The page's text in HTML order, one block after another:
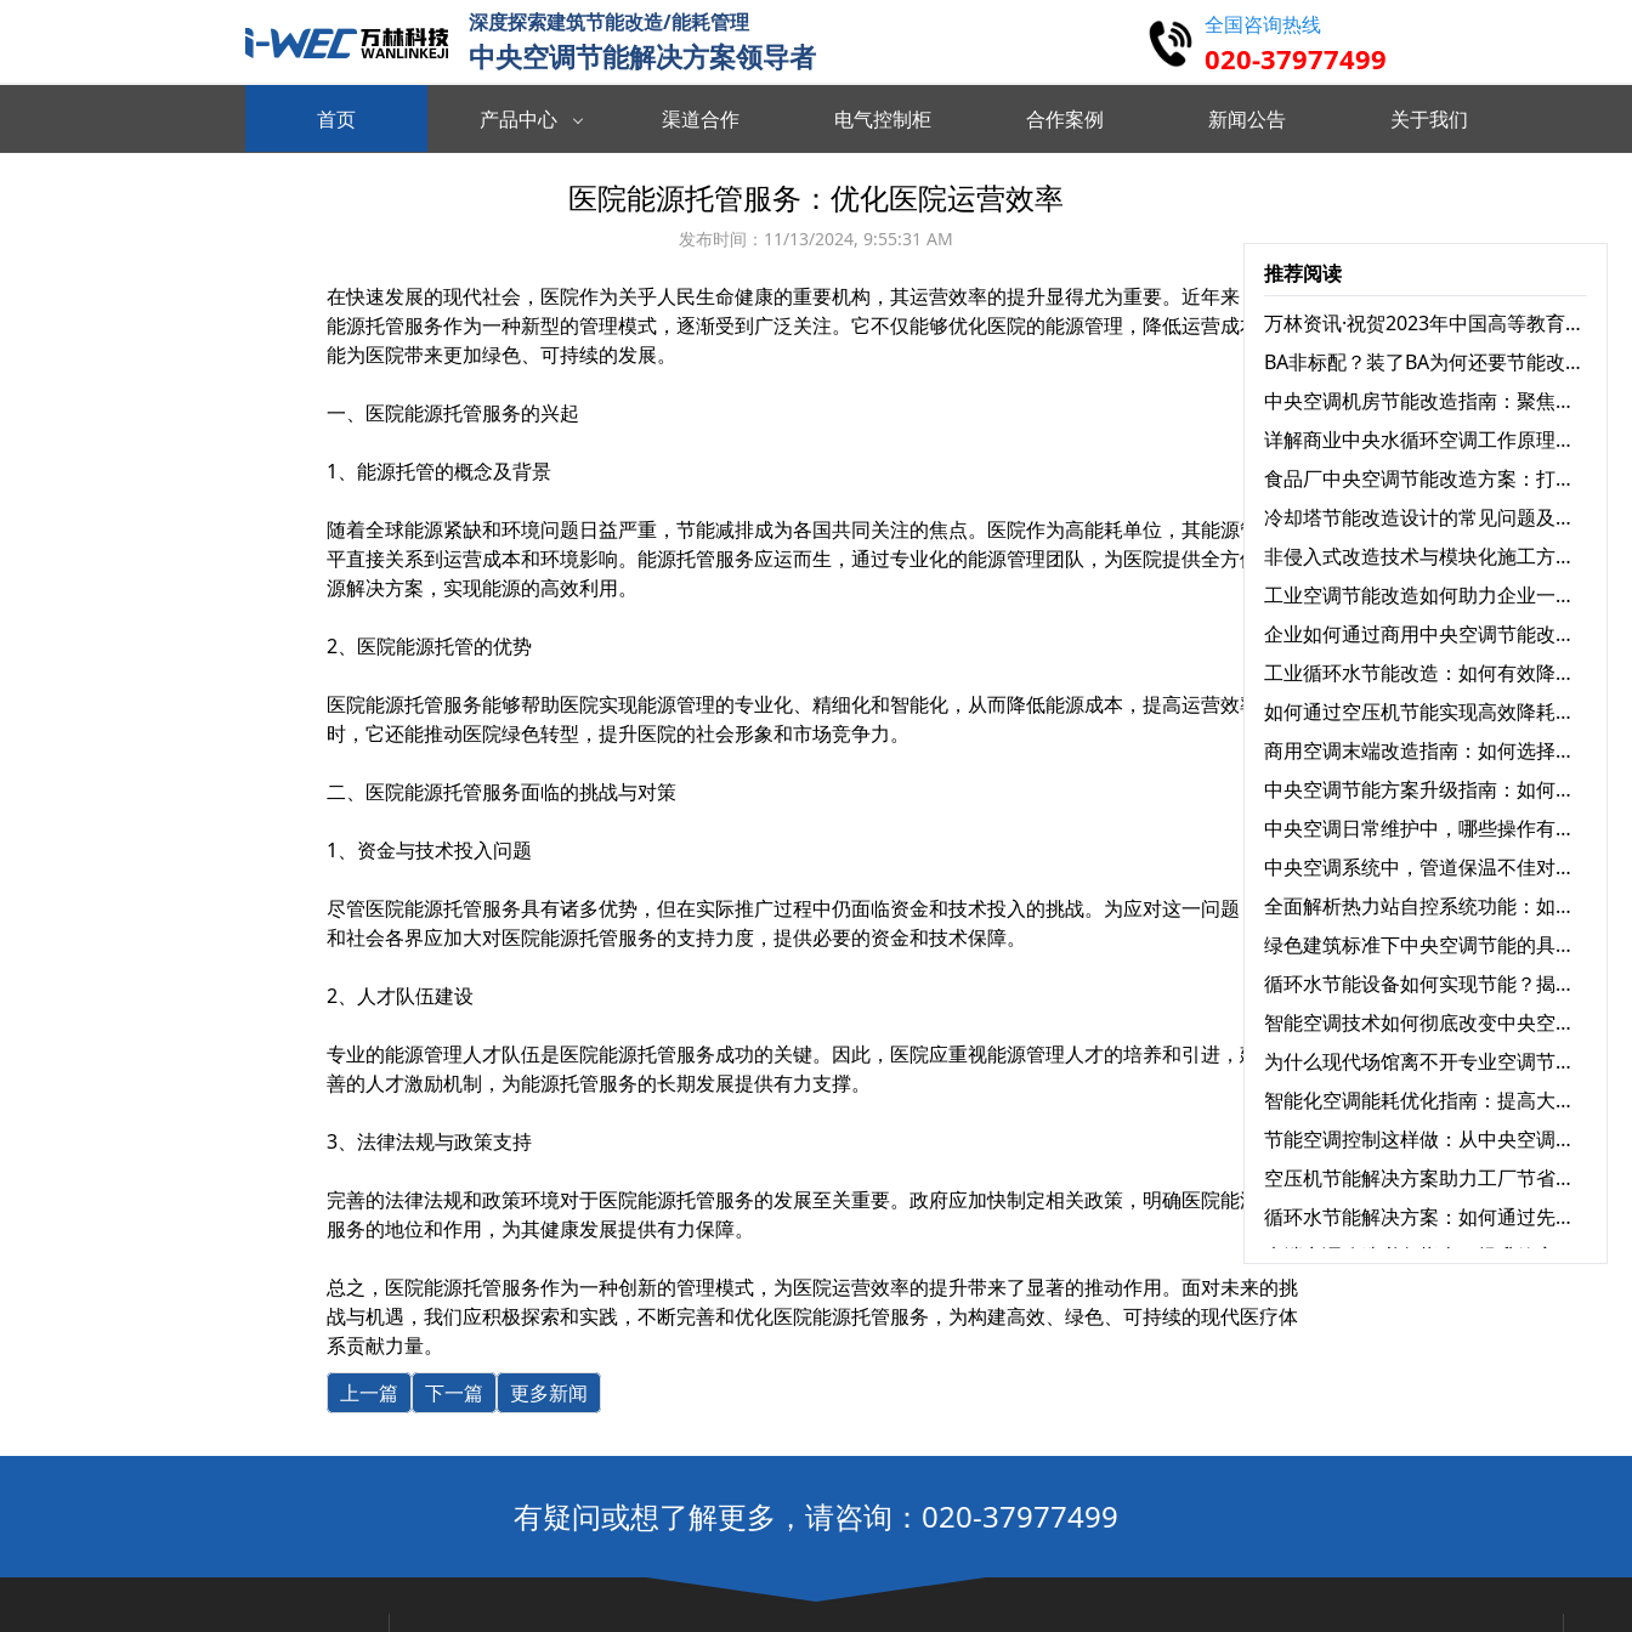
深度探索建筑节能改造/能耗管理
中央空调节能解决方案领导者
全国咨询热线
020-37977499
首页 产品中心
跨系统协同 全域数据整合 多维度分析决策
数据中台
海量数据集成/管理/分析/共享
数字孪生
全要素可视化 高精度仿真 设计认证维护
动态数据采集 需求智能调控 多能源协同管理 运行习惯分析 数据驱动决策 提升管理效率 故障预测识别 实时监控分析 优化设备状态
智慧节能
动
智慧暖通
节能贴膜
多维度数据分析 自定义监测需求 灵活配置任务
智慧档案
档案管理 库房环控 数字化加工整理
分体空调
远程自动控制 统一集中管理 自动调节温度
渠道合作 电气控制柜 合作案例 新闻公告 关于我们
医院能源托管服务：优化医院运营效率
发布时间： 11/13/2024, 9:55:31 AM
在快速发展的现代社会，医院作为关乎人民生命健康的重要机构，其运营效率的提升显得尤为重要。近年来，医院
能源托管服务作为一种新型的管理模式，逐渐受到广泛关注。它不仅能够优化医院的能源管理，降低运营成本，还
能为医院带来更加绿色、可持续的发展。
一、医院能源托管服务的兴起
1、能源托管的概念及背景
随着全球能源紧缺和环境问题日益严重，节能减排成为各国共同关注的焦点。医院作为高能耗单位，其能源管理水
平直接关系到运营成本和环境影响。能源托管服务应运而生，通过专业化的能源管理团队，为医院提供全方位的能
源解决方案，实现能源的高效利用。
2、医院能源托管的优势
医院能源托管服务能够帮助医院实现能源管理的专业化、精细化和智能化，从而降低能源成本，提高运营效率。同
时，它还能推动医院绿色转型，提升医院的社会形象和市场竞争力。
二、医院能源托管服务面临的挑战与对策
1、资金与技术投入问题
尽管医院能源托管服务具有诸多优势，但在实际推广过程中仍面临资金和技术投入的挑战。为应对这一问题，政府
和社会各界应加大对医院能源托管服务的支持力度，提供必要的资金和技术保障。
2、人才队伍建设
专业的能源管理人才队伍是医院能源托管服务成功的关键。因此，医院应重视能源管理人才的培养和引进，建立完
善的人才激励机制，为能源托管服务的长期发展提供有力支撑。
3、法律法规与政策支持
完善的法律法规和政策环境对于医院能源托管服务的发展至关重要。政府应加快制定相关政策，明确医院能源托管
服务的地位和作用，为其健康发展提供有力保障。
总之，医院能源托管服务作为一种创新的管理模式，为医院运营效率的提升带来了显著的推动作用。面对未来的挑
战与机遇，我们应积极探索和实践，不断完善和优化医院能源托管服务，为构建高效、绿色、可持续的现代医疗体
系贡献力量。
推荐阅读
万林资讯·祝贺2023年中国高等教育学会档案工作分会与广东省高校档案工作协会学术年会圆满召开
BA非标配？装了BA为何还要节能改造？
中央空调机房节能改造指南：聚焦三大耗电设备，实现能效跃升
详解商业中央水循环空调工作原理：为何舒适又高效？
食品厂中央空调节能改造方案：打造绿色节能生产环境
冷却塔节能改造设计的常见问题及解决方案
非侵入式改造技术与模块化施工方案在中央空调节能改造中的协同应用‌
工业空调节能改造如何助力企业一年节省50%能源成本？
企业如何通过商用中央空调节能改造实现低碳运营？
工业循环水节能改造：如何有效降低成本并提高效率？
如何通过空压机节能实现高效降耗与节能？
商用空调末端改造指南：如何选择节能改造公司提升冷暖效率
中央空调节能方案升级指南：如何快速实现节能转型？
中央空调日常维护中，哪些操作有助于降低能耗？‌
中央空调系统中，管道保温不佳对能耗的影响程度有多大？‌
全面解析热力站自控系统功能：如何优化供暖效率？‌
绿色建筑标准下中央空调节能的具体要求‌
循环水节能设备如何实现节能？揭秘核心技术与应用领域‌
智能空调技术如何彻底改变中央空调气流优化管理？‌
为什么现代场馆离不开专业空调节能服务？
智能化空调能耗优化指南：提高大型中央空调运行效率的必知方法‌
节能空调控制这样做：从中央空调全系统改造到智能能耗管理
空压机节能解决方案助力工厂节省能源成本‌
循环水节能解决方案：如何通过先进设备节省能源成本？‌
建筑节能改造“系统级方案”：围护结构+用能设备+智能控制三重降耗路径‌
上一篇 下一篇 更多新闻
有疑问或想了解更多，请咨询：020-37977499